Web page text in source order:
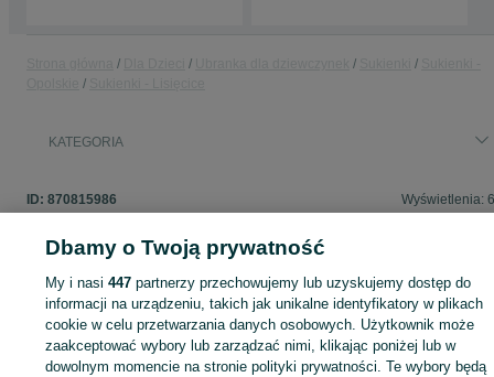
KATEGORIA
ID: 870815986 Wyświetlenia:
Zaloguj się lub załóż konto na OLX, aby skontaktować się z
sprzedającym
Dbamy o Twoją prywatność
My i nasi447 partnerzy przechowujemy lub uzyskujemy dostęp do
informacji na urządzeniu, takich jak unikalne identyfikatory w plikach
cookie w celu przetwarzania danych osobowych. Użytkownik może
zaakceptować wybory lub zarządzać nimi, klikając poniżej lub w
dowolnym momencie na stronie polityki prywatności. Te wybory będą